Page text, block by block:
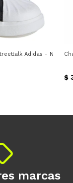
Adidas - Negro -
$
marcas